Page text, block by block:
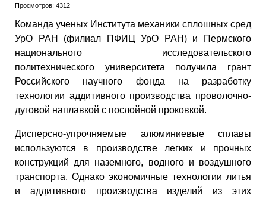
Просмотров: 4312
Команда ученых Института механики сплошных сред
УрО РАН (филиал ПФИЦ УрО РАН) и Пермского
национального исследовательского
политехнического университета получила грант
Российского научного фонда на разработку
технологии аддитивного производства проволочно-
дуговой наплавкой с послойной проковкой.
Дисперсно-упрочняемые алюминиевые сплавы
используются в производстве легких и прочных
конструкций для наземного, водного и воздушного
транспорта. Однако экономичные технологии литья
и аддитивного производства изделий из этих